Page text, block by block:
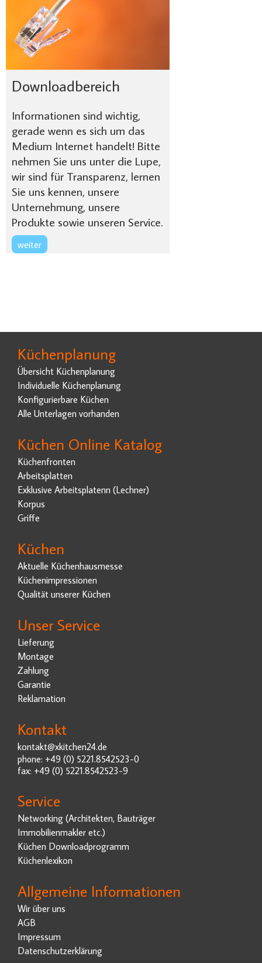
Downloadbereich
Informationen sind wichtig,
gerade wenn es sich um das
Medium Internet handelt! Bitte
nehmen Sie uns unter die Lupe,
wir sind für Transparenz, lernen
Sie uns kennen, unsere
Unternehmung, unsere
Produkte sowie unseren Service.
weiter
Küchenplanung
Übersicht Küchenplanung
Individuelle Küchenplanung
Konfigurierbare Küchen
Alle Unterlagen vorhanden
Küchen Online Katalog
Küchenfronten
Arbeitsplatten
Exklusive Arbeitsplatenn (Lechner)
Korpus
Griffe
Küchen
Aktuelle Küchenhausmesse
Küchenimpressionen
Qualität unserer Küchen
Unser Service
Lieferung
Montage
Zahlung
Garantie
Reklamation
Kontakt
kontakt@xkitchen24.de
phone: +49 (0) 5221.8542523-0
fax: +49 (0) 5221.8542523-9
Service
Networking (Architekten, Bauträger
Immobilienmakler etc.)
Küchen Downloadprogramm
Küchenlexikon
Allgemeine Informationen
Wir über uns
AGB
Impressum
Datenschutzerklärung